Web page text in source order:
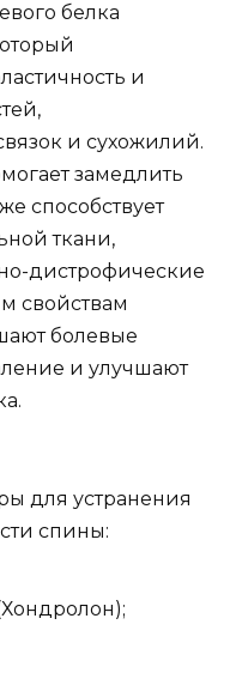
белка
и
и сухожилий.
замедлить
способствует
ткани,
дистрофические
свойствам
болевые
и улучшают
для устранения
спины: